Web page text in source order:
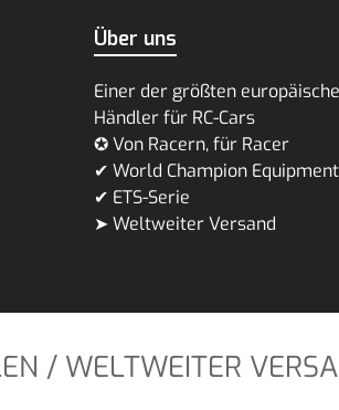
Über uns
Einer der größten
Händler für RC-Cars
✪ Von Racern, für Racer
✔ World Champion
✔ ETS-Serie
➤ Weltweiter Versand
/ WELTWEITER